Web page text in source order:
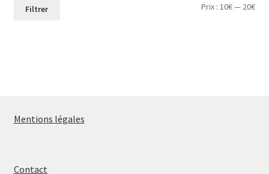
Prix
Prix
Filtrer Prix :10€— 20€
Mentions légales
Contact